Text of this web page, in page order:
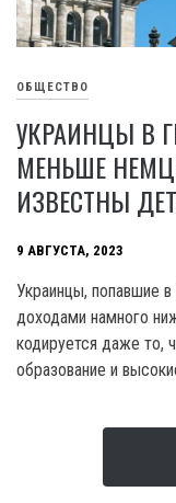
ОБЩЕСТВО
УКРАИНЦЫ В
МЕНЬШЕ
ИЗВЕСТНЫ
9 АВГУСТА, 2023
Украинцы, попавшие
доходами намного
кодируется даже то,
образование и